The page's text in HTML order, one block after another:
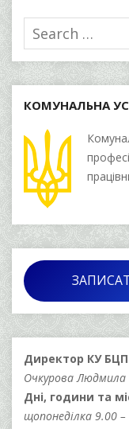
Search
КОМУНАЛЬНА
Директор КУ
Очкурова Людмила
Дні, години та
щопонеділка 9.00